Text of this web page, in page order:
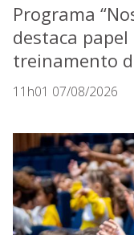
Programa
destaca
treinamento
11h01 07/08/2026